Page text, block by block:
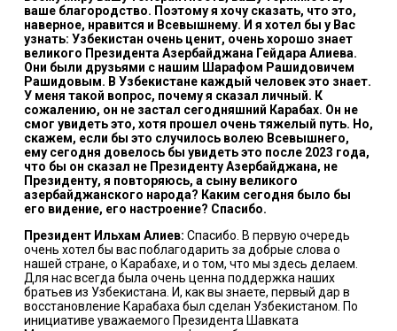
ваше благородство. Поэтому я хочу сказать, что это,
наверное, нравится и Всевышнему. И я хотел бы у Вас
узнать: Узбекистан очень ценит, очень хорошо знает
великого Президента Азербайджана Гейдара Алиева.
Они были друзьями с нашим Шарафом Рашидовичем
Рашидовым. В Узбекистане каждый человек это знает.
У меня такой вопрос, почему я сказал личный. К
сожалению, он не застал сегодняшний Карабах. Он не
смог увидеть это, хотя прошел очень тяжелый путь. Но,
скажем, если бы это случилось волею Всевышнего,
ему сегодня довелось бы увидеть это после 2023 года,
что бы он сказал не Президенту Азербайджана, не
Президенту, я повторяюсь, а сыну великого
азербайджанского народа? Каким сегодня было бы
его видение, его настроение? Спасибо.
Президент Ильхам Алиев: Спасибо. В первую очередь
очень хотел бы вас поблагодарить за добрые слова о
нашей стране, о Карабахе, и о том, что мы здесь делаем.
Для нас всегда была очень ценна поддержка наших
братьев из Узбекистана. И, как вы знаете, первый дар в
восстановление Карабаха был сделан Узбекистаном. По
инициативе уважаемого Президента Шавката